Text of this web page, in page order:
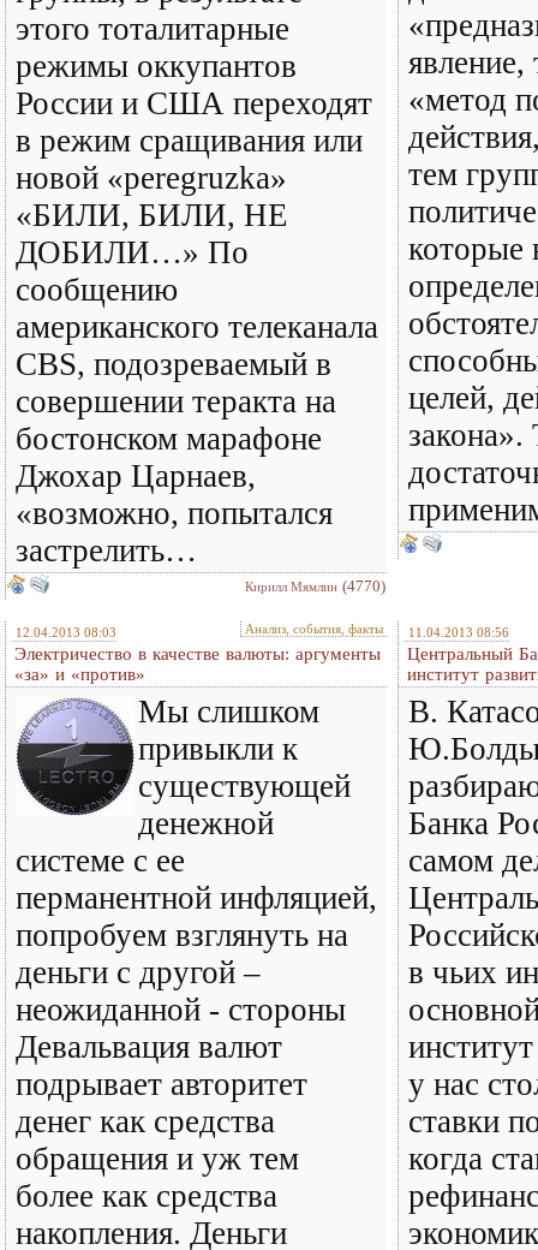
этого тоталитарные
режимы оккупантов
России и США переходят
в режим сращивания или
новой «peregruzka»
«БИЛИ, БИЛИ, НЕ
ДОБИЛИ…» По
сообщению
американского телеканала
CBS, подозреваемый в
совершении теракта на
бостонском марафоне
Джохар Царнаев,
«возможно, попытался
застрелить…
Кирилл Мямлин (4770)
явление,
«метод
тем
которые
целей,
12.04.2013 08:03 Анализ, события, факты
Электричество в качестве валюты: аргументы
«за» и «против»
Мы слишком
привыкли к
существующей
денежной
системе с ее
перманентной инфляцией,
попробуем взглянуть на
деньги с другой –
неожиданной - стороны
Девальвация валют
подрывает авторитет
денег как средства
обращения и уж тем
более как средства
накопления. Деньги
11.04.2013 08:56
Центральный
институт
В.
Банка
самом
в чьих
у нас
ставки
когда